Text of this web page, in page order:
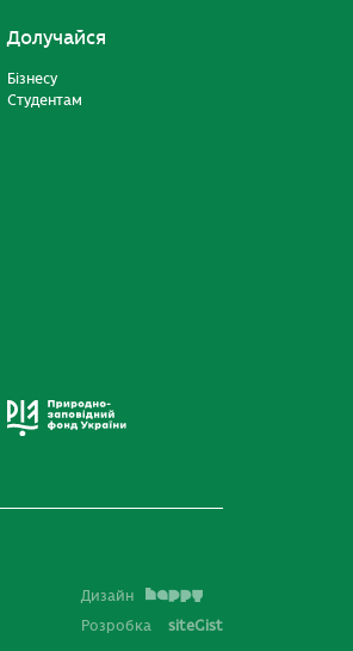
Долучайся
Бізнесу
Студентам
Дизайн
Розробка
siteGist